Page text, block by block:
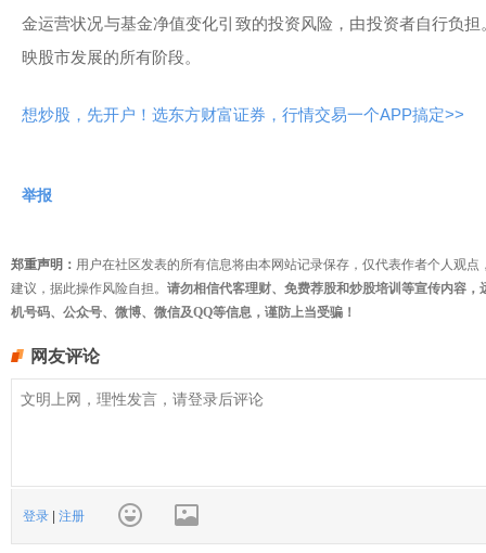
金运营状况与基金净值变化引致的投资风险，由投资者自行负
映股市发展的所有阶段。
想炒股，先开户！选东方财富证券，行情交易一个APP搞定>>
举报
郑重声明： 用户在社区发表的所有信息将由本网站记录保存，仅代表作者个人观
建议，据此操作风险自担。 请勿相信代客理财、免费荐股和炒股培训等宣传内容
机号码、公众号、微博、微信及QQ等信息，谨防上当受骗！
网友评论
登录 | 注册